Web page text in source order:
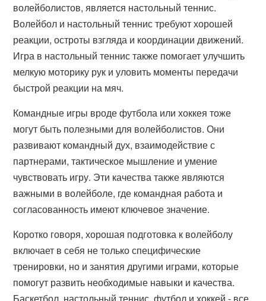
волейболистов, является настольный теннис.
Волейбол и настольный теннис требуют хорошей
реакции, остроты взгляда и координации движений.
Игра в настольный теннис также помогает улучшить
мелкую моторику рук и уловить моменты передачи
быстрой реакции на мяч.
Командные игры вроде футбола или хоккея тоже
могут быть полезными для волейболистов. Они
развивают командный дух, взаимодействие с
партнерами, тактическое мышление и умение
чувствовать игру. Эти качества также являются
важными в волейболе, где командная работа и
согласованность имеют ключевое значение.
Коротко говоря, хорошая подготовка к волейболу
включает в себя не только специфические
тренировки, но и занятия другими играми, которые
помогут развить необходимые навыки и качества.